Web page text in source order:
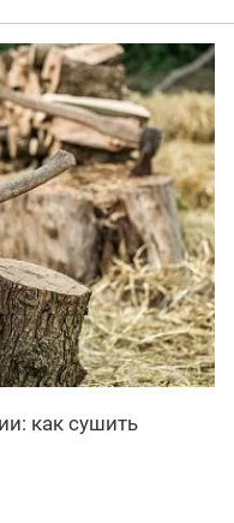
как сушить